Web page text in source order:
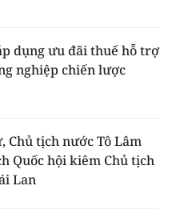
dụng ưu đãi thuế hỗ trợ
nghiệp chiến lược
Chủ tịch nước Tô Lâm
Quốc hội kiêm Chủ tịch
Lan